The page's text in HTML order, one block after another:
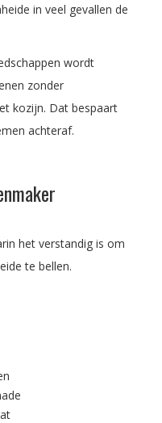
in veel gevallen de
wordt
zonder
kozijn. Dat bespaart
achteraf.
het verstandig is om
te bellen.